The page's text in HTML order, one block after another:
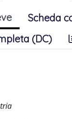
Scheda
(DC)